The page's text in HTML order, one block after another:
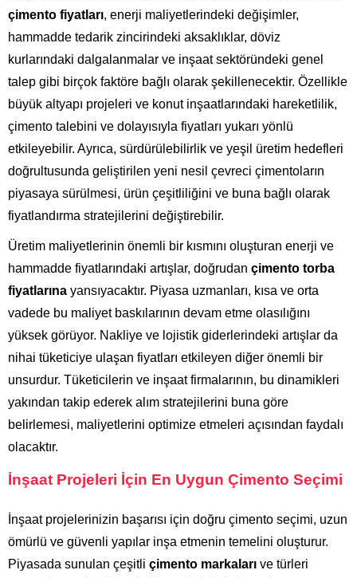
çimento fiyatları, enerji maliyetlerindeki değişimler,
hammadde tedarik zincirindeki aksaklıklar, döviz
kurlarındaki dalgalanmalar ve inşaat sektöründeki genel
talep gibi birçok faktöre bağlı olarak şekillenecektir. Özellikle
büyük altyapı projeleri ve konut inşaatlarındaki hareketlilik,
çimento talebini ve dolayısıyla fiyatları yukarı yönlü
etkileyebilir. Ayrıca, sürdürülebilirlik ve yeşil üretim hedefleri
doğrultusunda geliştirilen yeni nesil çevreci çimentoların
piyasaya sürülmesi, ürün çeşitliliğini ve buna bağlı olarak
fiyatlandırma stratejilerini değiştirebilir.
Üretim maliyetlerinin önemli bir kısmını oluşturan enerji ve
hammadde fiyatlarındaki artışlar, doğrudan çimento torba
fiyatlarına yansıyacaktır. Piyasa uzmanları, kısa ve orta
vadede bu maliyet baskılarının devam etme olasılığını
yüksek görüyor. Nakliye ve lojistik giderlerindeki artışlar da
nihai tüketiciye ulaşan fiyatları etkileyen diğer önemli bir
unsurdur. Tüketicilerin ve inşaat firmalarının, bu dinamikleri
yakından takip ederek alım stratejilerini buna göre
belirlemesi, maliyetlerini optimize etmeleri açısından faydalı
olacaktır.
İnşaat Projeleri İçin En Uygun Çimento Seçimi
İnşaat projelerinizin başarısı için doğru çimento seçimi, uzun
ömürlü ve güvenli yapılar inşa etmenin temelini oluşturur.
Piyasada sunulan çeşitli çimento markaları ve türleri